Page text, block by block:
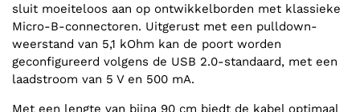
sluit moeiteloos aan op ontwikkelborden met klassieke
Micro-B-connectoren. Uitgerust met een pulldown-
weerstand van 5,1 kOhm kan de poort worden
geconfigureerd volgens de USB 2.0-standaard, met een
laadstroom van 5 V en 500 mA.
Met een lengte van bijna 90 cm biedt de kabel optimaal